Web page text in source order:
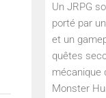
Un JRPG
porté par
et un
quêtes
mécanique
Monster